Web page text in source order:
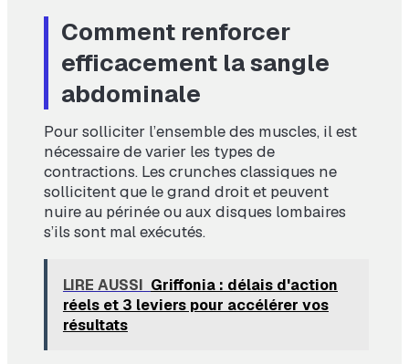
Comment renforcer
efficacement la sangle
abdominale
Pour solliciter l’ensemble des muscles, il est
nécessaire de varier les types de
contractions. Les crunches classiques ne
sollicitent que le grand droit et peuvent
nuire au périnée ou aux disques lombaires
s’ils sont mal exécutés.
LIRE AUSSI Griffonia : délais d'action
réels et 3 leviers pour accélérer vos
résultats